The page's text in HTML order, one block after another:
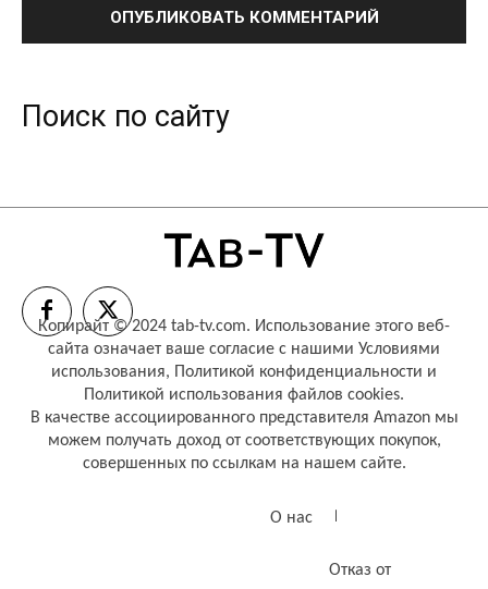
Поиск по сайту
Копирайт © 2024 tab-tv.com. Использование этого веб-
сайта означает ваше согласие с нашими Условиями
использования, Политикой конфиденциальности и
Политикой использования файлов cookies.
В качестве ассоциированного представителя Amazon мы
можем получать доход от соответствующих покупок,
совершенных по ссылкам на нашем сайте.
О нас
Отказ от